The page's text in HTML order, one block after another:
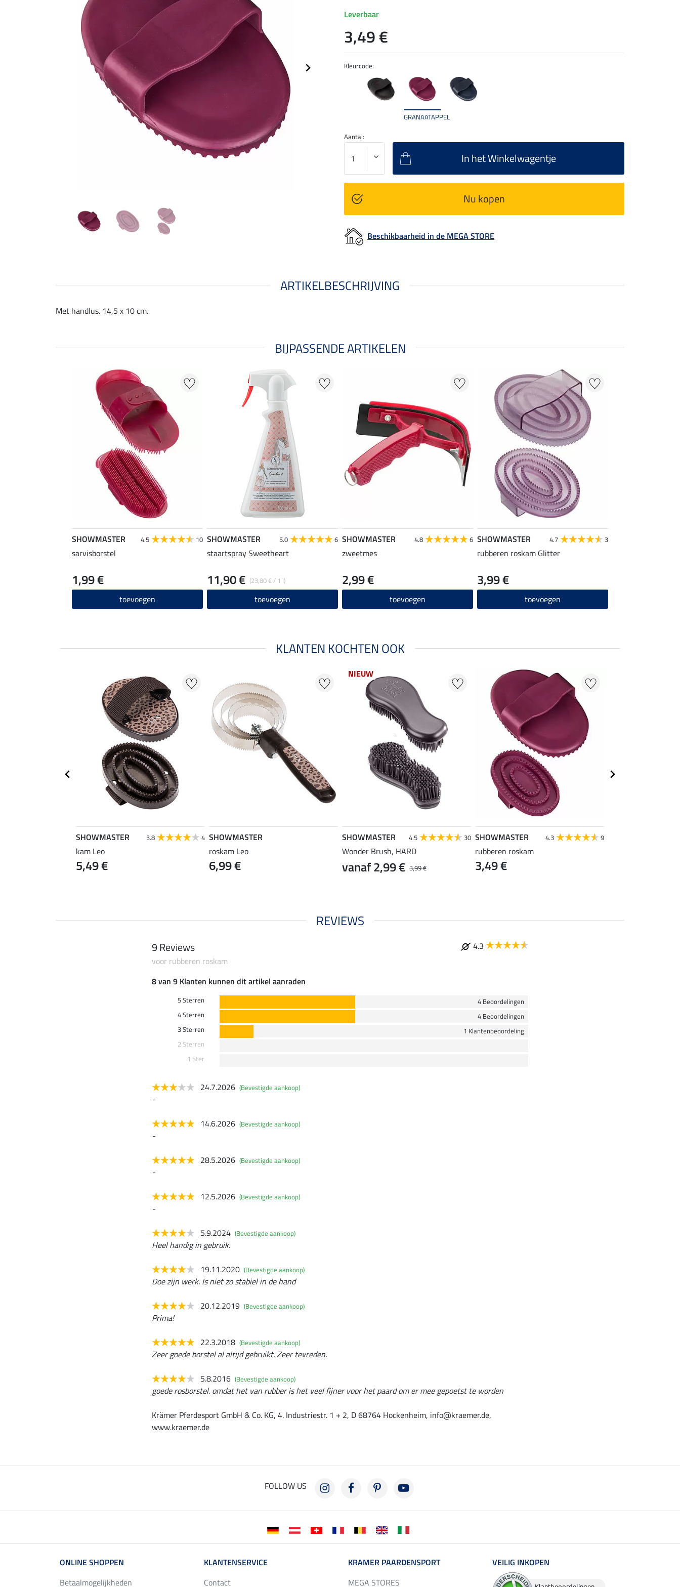
Kleurcode:
GRANAATAPPEL
Leverbaar
3,49 €
Aantal:
In het Winkelwagentje
Nu kopen
Beschikbaarheid in de MEGA STORE
ARTIKELBESCHRIJVING
Met handlus. 14,5 x 10 cm.
BIJPASSENDE ARTIKELEN
SHOWMASTER 4.5 10
sarvisborstel
1,99 €
toevoegen
SHOWMASTER 5.0 6
staartspray Sweetheart
(23,80 € / 1 l)
11,90 €
toevoegen
SHOWMASTER 4.8 6
zweetmes
2,99 €
toevoegen
SHOWMASTER 4.7 3
rubberen roskam Glitter
3,99 €
toevoegen
KLANTEN KOCHTEN OOK
SHOWMASTER 3.8 4
kam Leo
5,49 €
SHOWMASTER
roskam Leo
6,99 €
NIEUW
SHOWMASTER 4.5 30
Wonder Brush, HARD
3,99 €
vanaf 2,99 €
SHOWMASTER 4.3 9
rubberen roskam
3,49 €
REVIEWS
9 Reviews
4.3
voor rubberen roskam
8 van 9 Klanten kunnen dit artikel aanraden
5 Sterren
4 Beoordelingen
4 Sterren
4 Beoordelingen
3 Sterren
1 Klantenbeoordeling
2 Sterren
1 Ster
24.7.2026 (Bevestigde aankoop)
-
14.6.2026 (Bevestigde aankoop)
-
28.5.2026 (Bevestigde aankoop)
-
12.5.2026 (Bevestigde aankoop)
-
5.9.2024 (Bevestigde aankoop)
Heel handig in gebruik.
19.11.2020 (Bevestigde aankoop)
Doe zijn werk. Is niet zo stabiel in de hand
20.12.2019 (Bevestigde aankoop)
Prima!
22.3.2018 (Bevestigde aankoop)
Zeer goede borstel al altijd gebruikt. Zeer tevreden.
5.8.2016 (Bevestigde aankoop)
goede rosborstel. omdat het van rubber is het veel fijner voor het paard om er mee gepoetst te worden
Krämer Pferdesport GmbH & Co. KG, 4. Industriestr. 1 + 2, D 68764 Hockenheim, info@kraemer.de,
www.kraemer.de
FOLLOW US
ONLINE SHOPPEN
Betaalmogelijkheden
KLANTENSERVICE
Contact
KRAMER PAARDENSPORT
MEGA STORES
VEILIG INKOPEN